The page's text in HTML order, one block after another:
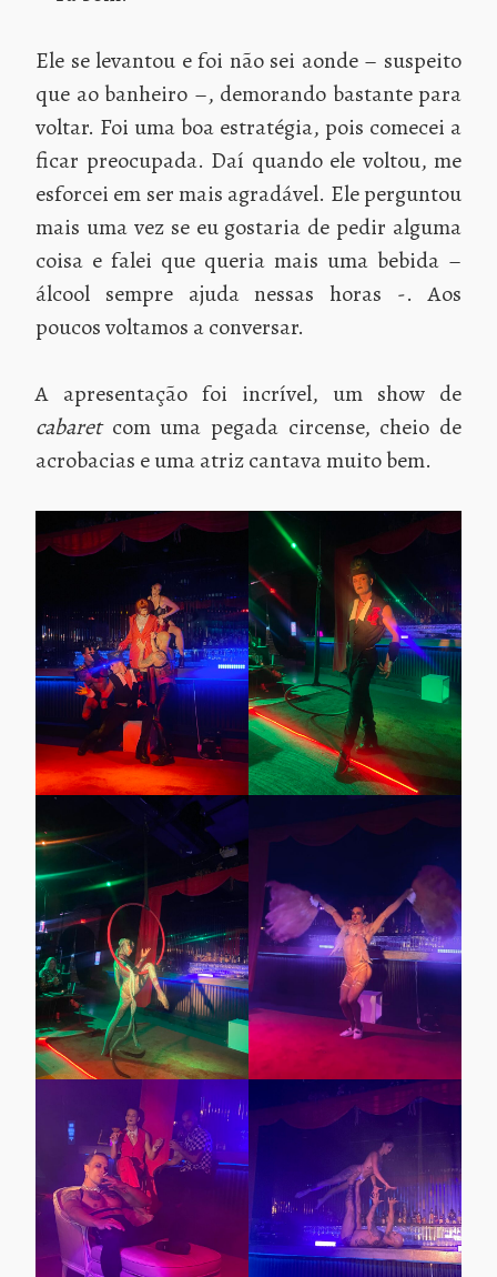
Ele se levantou e foi não sei aonde – suspeito
que ao banheiro –, demorando bastante para
voltar. Foi uma boa estratégia, pois comecei a
ficar preocupada. Daí quando ele voltou, me
esforcei em ser mais agradável. Ele perguntou
mais uma vez se eu gostaria de pedir alguma
coisa e falei que queria mais uma bebida –
álcool sempre ajuda nessas horas -. Aos
poucos voltamos a conversar.
A apresentação foi incrível, um show de
cabaretcom uma pegada circense, cheio de
acrobacias e uma atriz cantava muito bem.